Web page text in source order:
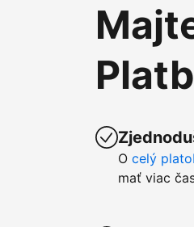
O celý
mať viac